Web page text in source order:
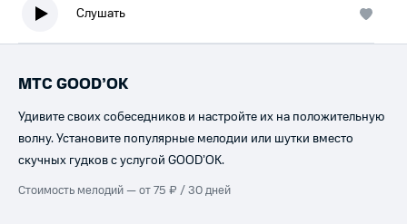
Слушать
МТС GOOD’OK
Удивите своих собеседников и настройте их на положительную
волну. Установите популярные мелодии или шутки вместо
скучных гудков с услугой GOOD’OK.
Стоимость мелодий — от 75 ₽ / 30 дней